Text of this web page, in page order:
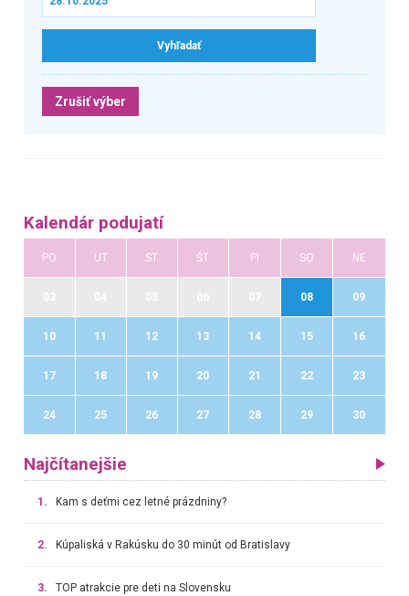
Zrušiť výber
Kalendár podujatí
PO UT ST ŠT PI SO NE
08 09
10 11 12 13 14 15 16
17 18 19 20 21 22 23
24 25 26 27 28 29 30
Najčítanejšie
1. Kam s deťmi cez letné prázdniny?
2. Kúpaliská v Rakúsku do 30 minút od Bratislavy
3. TOP atrakcie pre deti na Slovensku